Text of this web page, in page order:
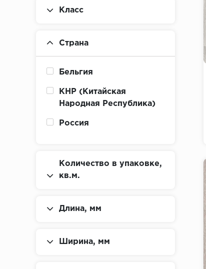
Класс
Страна
Бельгия
КНР (Китайская
Народная Республика)
Россия
Количество в упаковке,
кв.м.
Длина, мм
Ширина, мм